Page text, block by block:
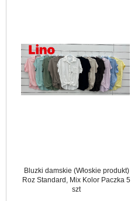
Bluzki damskie (Włoskie produkt)
Roz Standard, Mix Kolor Paczka 5
szt